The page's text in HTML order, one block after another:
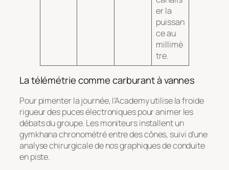
er la
puissan
ce au
millimè
tre.
La télémétrie comme carburant à vannes
Pour pimenter la journée, l’Academy utilise la froide
rigueur des puces électroniques pour animer les
débats du groupe. Les moniteurs installent un
gymkhana chronométré entre des cônes, suivi d’une
analyse chirurgicale de nos graphiques de conduite
en piste.